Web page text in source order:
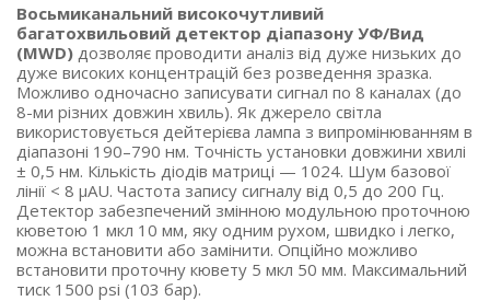
Восьмиканальний високочутливий
багатохвильовий детектор діапазону УФ/Вид
(MWD) дозволяє проводити аналіз від дуже низьких до
дуже високих концентрацій без розведення зразка.
Можливо одночасно записувати сигнал по 8 каналах (до
8-ми різних довжин хвиль). Як джерело світла
використовується дейтерієва лампа з випромінюванням в
діапазоні 190–790 нм. Точність установки довжини хвилі
± 0,5 нм. Кількість діодів матриці — 1024. Шум базової
лінії < 8 μAU. Частота запису сигналу від 0,5 до 200 Гц.
Детектор забезпечений змінною модульною проточною
кюветою 1 мкл 10 мм, яку одним рухом, швидко і легко,
можна встановити або замінити. Опційно можливо
встановити проточну кювету 5 мкл 50 мм. Максимальний
тиск 1500 psi (103 бар).